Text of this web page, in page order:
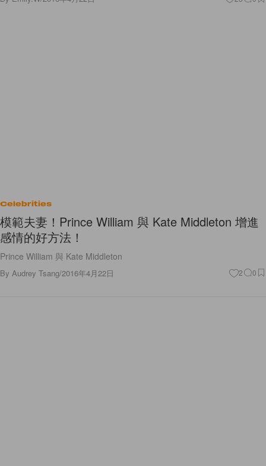
Celebrities
模範夫妻！Prince William 與 Kate Middleton 增進
感情的好方法！
Prince William 與 Kate Middleton
By Audrey Tsang/2016年4月22日 2 0